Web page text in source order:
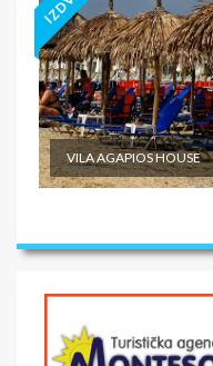
VILA AGAPIOS HOUSE